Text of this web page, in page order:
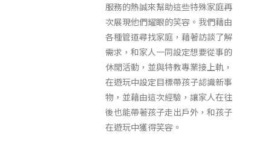
服務的熱誠來幫助這些特殊家庭再
次展現他們耀眼的笑容。我們藉由
各種管道尋找家庭，藉著訪談了解
需求，和家人一同設定想要從事的
休閒活動，並與特教專業接上軌，
在遊玩中設定目標帶孩子認識新事
物，並藉由這次經驗，讓家人在往
後也能帶著孩子走出戶外，和孩子
在遊玩中獲得笑容。